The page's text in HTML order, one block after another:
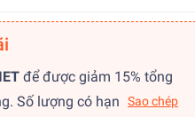
để được giảm 15% tổng
Số lượng có hạn
Sao chép